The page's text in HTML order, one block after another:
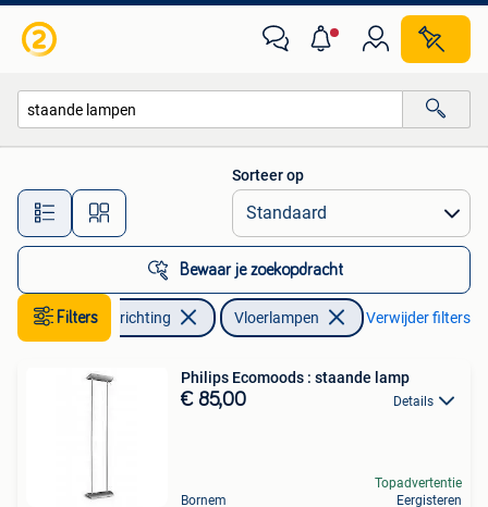
Alle afstanden…
Sorteer op
Bewaar je zoekopdracht
Filters
Huis en Inrichting Vloerlampen Verwijder filters
Philips Ecomoods : staande lamp
€ 85,00 Details
Bornem
Topadvertentie
Eergisteren